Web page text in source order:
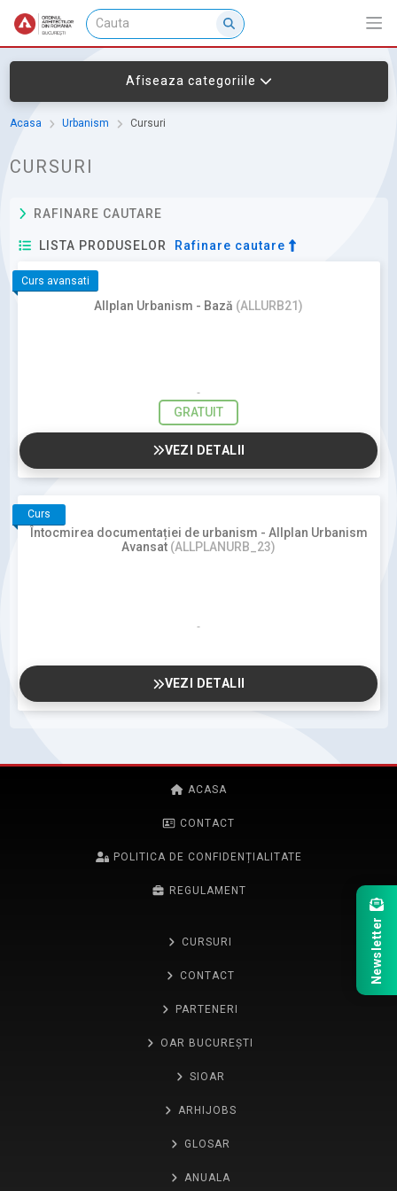
Afiseaza categoriile
Acasa Urbanism Cursuri
CURSURI
RAFINARE CAUTARE
LISTA PRODUSELOR Rafinare cautare
Curs avansati
Allplan Urbanism - Bază (ALLURB21)
GRATUIT
VEZI DETALII
Curs
Întocmirea documentației de urbanism - Allplan Urbanism
Avansat (ALLPLANURB_23)
VEZI DETALII
ACASA
CONTACT
POLITICA DE CONFIDENȚIALITATE
REGULAMENT
CURSURI
CONTACT
PARTENERI
OAR BUCUREȘTI
SIOAR
ARHIJOBS
GLOSAR
ANUALA
Newsletter